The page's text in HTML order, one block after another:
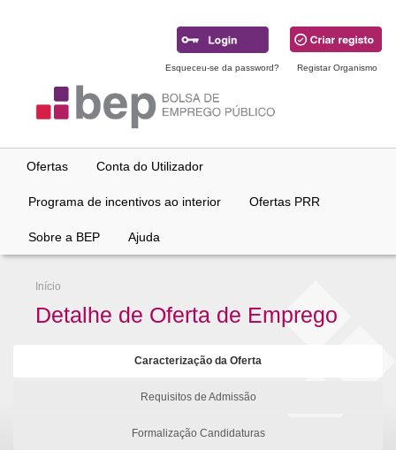
Esqueceu-se da password? Registar Organismo
Ofertas Conta do Utilizador
Programa de incentivos ao interior Ofertas PRR
Sobre a BEP Ajuda
Início
Detalhe de Oferta de Emprego
Caracterização da Oferta
Requisitos de Admissão
Formalização Candidaturas